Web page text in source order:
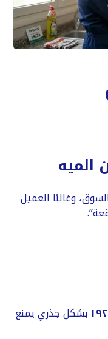
وغالبًا العميل
بشكل جذري يمنع